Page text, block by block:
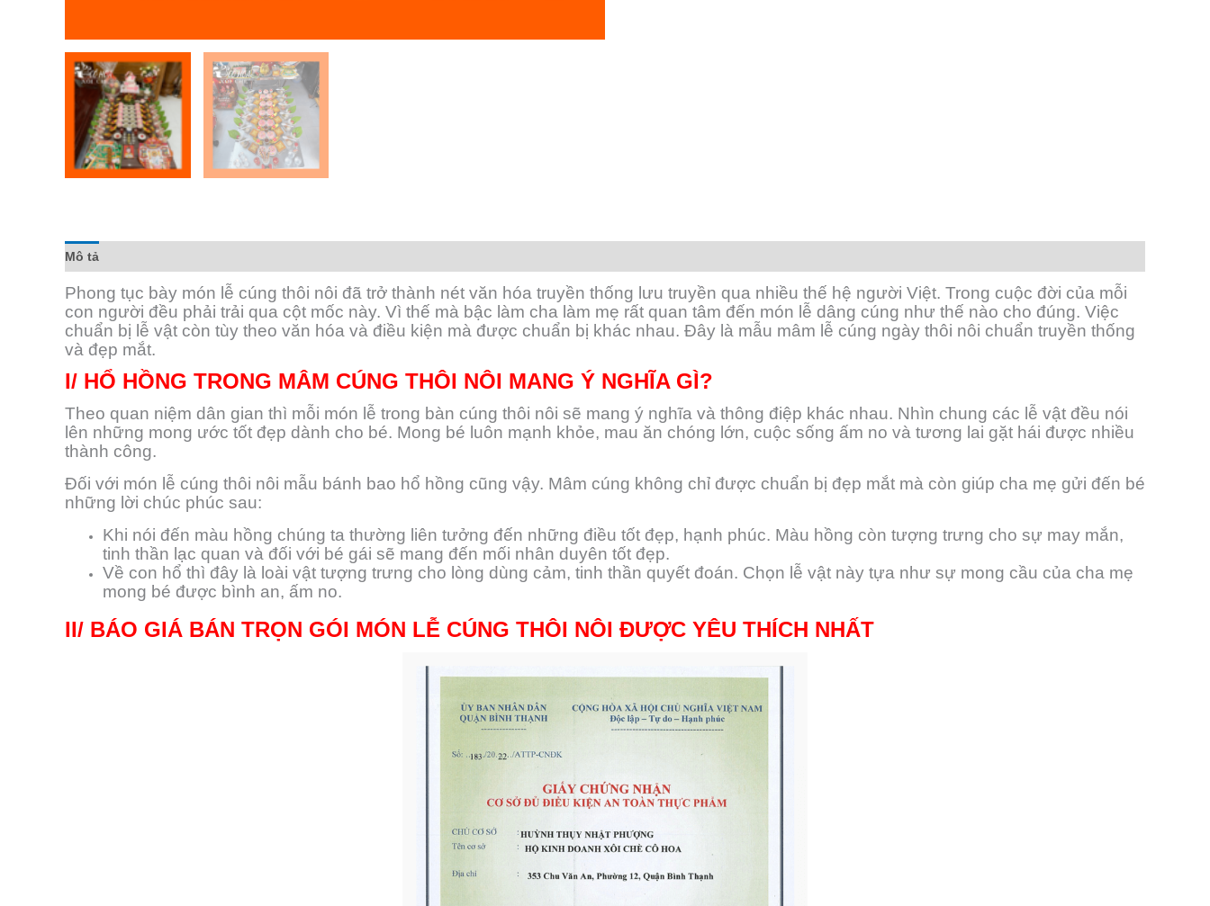
Mô tả
Phong tục bày món lễ cúng thôi nôi đã trở thành nét văn hóa truyền thống lưu truyền qua nhiều thế hệ người Việt. Trong cuộc đời của mỗi
con người đều phải trải qua cột mốc này. Vì thế mà bậc làm cha làm mẹ rất quan tâm đến món lễ dâng cúng như thế nào cho đúng. Việc
chuẩn bị lễ vật còn tùy theo văn hóa và điều kiện mà được chuẩn bị khác nhau. Đây là mẫu mâm lễ cúng ngày thôi nôi chuẩn truyền thống
và đẹp mắt.
I/ HỔ HỒNG TRONG MÂM CÚNG THÔI NÔI MANG Ý NGHĨA GÌ?
Theo quan niệm dân gian thì mỗi món lễ trong bàn cúng thôi nôi sẽ mang ý nghĩa và thông điệp khác nhau. Nhìn chung các lễ vật đều nói
lên những mong ước tốt đẹp dành cho bé. Mong bé luôn mạnh khỏe, mau ăn chóng lớn, cuộc sống ấm no và tương lai gặt hái được nhiều
thành công.
Đối với món lễ cúng thôi nôi mẫu bánh bao hổ hồng cũng vậy. Mâm cúng không chỉ được chuẩn bị đẹp mắt mà còn giúp cha mẹ gửi đến bé
những lời chúc phúc sau:
Khi nói đến màu hồng chúng ta thường liên tưởng đến những điều tốt đẹp, hạnh phúc. Màu hồng còn tượng trưng cho sự may mắn,
tinh thần lạc quan và đối với bé gái sẽ mang đến mối nhân duyên tốt đẹp.
Về con hổ thì đây là loài vật tượng trưng cho lòng dùng cảm, tinh thần quyết đoán. Chọn lễ vật này tựa như sự mong cầu của cha mẹ
mong bé được bình an, ấm no.
II/ BÁO GIÁ BÁN TRỌN GÓI MÓN LỄ CÚNG THÔI NÔI ĐƯỢC YÊU THÍCH NHẤT